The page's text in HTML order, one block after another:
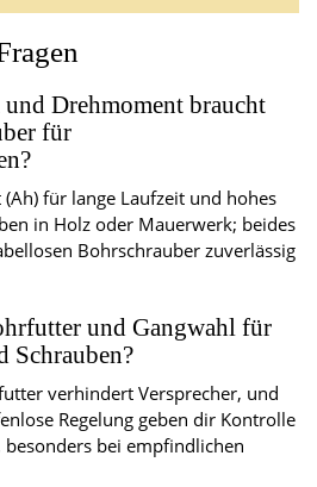
Drehmoment braucht
für
für lange Laufzeit und hohes
in Holz oder Mauerwerk; beides
Bohrschrauber zuverlässig
und Gangwahl für
Schrauben?
verhindert Versprecher, und
Regelung geben dir Kontrolle
bei empfindlichen